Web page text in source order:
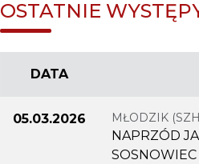
OSTATNIE
DATA
05.03.2026 MŁODZIK
NAPRZÓD
SOSNOWIEC